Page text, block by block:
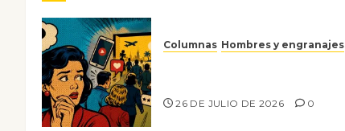
Columnas Hombres y engranajes
26 DE JULIO DE 2026 0